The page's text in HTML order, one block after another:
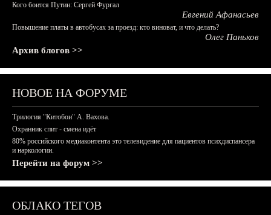
Кого боится Путин: Сергей Фургал
Евгений Афанасьев
Повышение платы в автобусах за проезд: кто виноват, и что делать?
Олег Паньков
Архив блогов >>
НОВОЕ НА ФОРУМЕ
Трилогия "Китобои" А. Вахова.
Охранник спит - смена идёт
80% российского медиаконтента это телевидение для пациентов психдиспансера
и наркологии.
Перейти на форум >>
ОБЛАКО ТЕГОВ